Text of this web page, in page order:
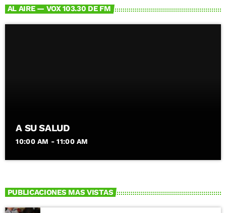
AL AIRE — VOX 103.30 DE FM
A SU SALUD
10:00 AM - 11:00 AM
PUBLICACIONES MAS VISTAS